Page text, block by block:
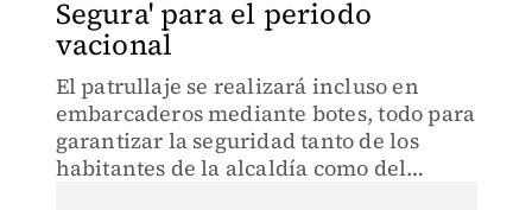
Segura' para el periodo
vacional
El patrullaje se realizará incluso en
embarcaderos mediante botes, todo para
garantizar la seguridad tanto de los
habitantes de la alcaldía como del